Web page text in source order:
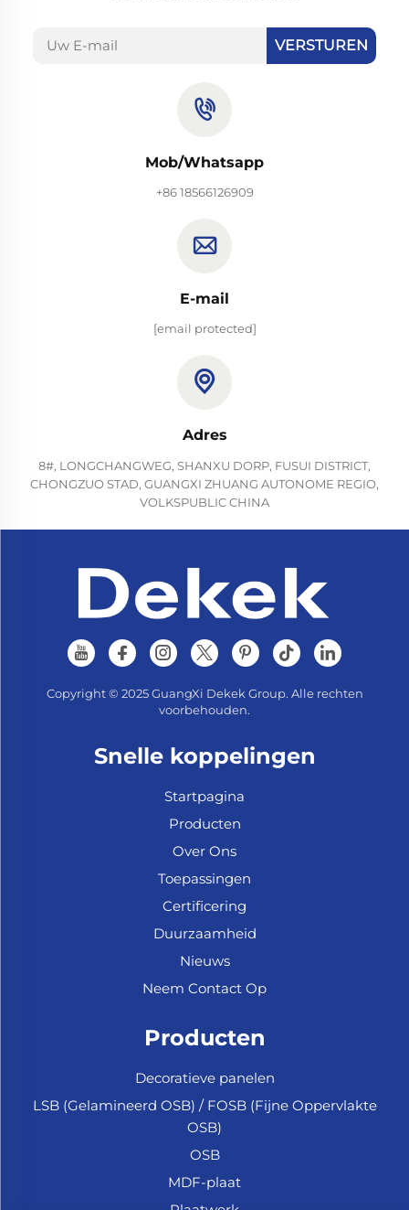
VERSTUREN
Mob/Whatsapp
+86 18566126909
E-mail
[email protected]
Adres
8#, LONGCHANGWEG, SHANXU DORP, FUSUI DISTRICT,
CHONGZUO STAD, GUANGXI ZHUANG AUTONOME REGIO,
VOLKSPUBLIC CHINA
Copyright © 2025 GuangXi Dekek Group. Alle rechten
voorbehouden.
Snelle koppelingen
Startpagina
Producten
Over Ons
Toepassingen
Certificering
Duurzaamheid
Nieuws
Neem Contact Op
Producten
Decoratieve panelen
LSB (Gelamineerd OSB) / FOSB (Fijne Oppervlakte
OSB)
OSB
MDF-plaat